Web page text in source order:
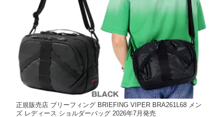
正規販売店 ブリーフィング BRIEFING VIPER BRA261L68 メン
ズ レディース ショルダーバッグ 2026年7月発売